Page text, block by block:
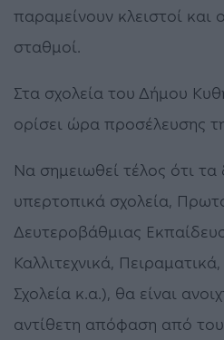
παραμείνουν κλειστοί και
σταθμοί.
Στα σχολεία του Δήμου
ορίσει ώρα προσέλευσης
Να σημειωθεί τέλος ότι τα
υπερτοπικά σχολεία,
Δευτεροβάθμιας
Καλλιτεχνικά,
Σχολεία κ.α.), θα είναι
αντίθετη απόφαση από